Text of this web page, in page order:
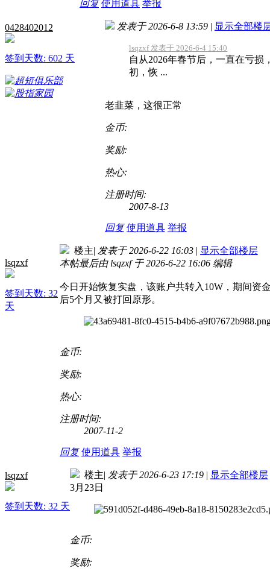
回复 使用道具 举报
0428402012
签到天数: 602 天
发表于 2026-6-8 13:59 | 显示全部楼
lsqzxf 发表于 2026-6-4 15:40
自从2026年春节后，一直在亏损
初，恢 ...
老韭菜，这很正常
金币:
奖励:
热心:
注册时间:
2007-8-13
回复 使用道具 举报
lsqzxf
签到天数: 32
天
楼主| 发表于 2026-6-22 16:03 | 显示全部楼层
本帖最后由 lsqzxf 于 2026-6-22 16:06 编辑
今日开始恢复实盘，该账户共转入10W，期间资
后5个月又被打回原形。
金币:
奖励:
热心:
注册时间:
2007-11-2
回复 使用道具 举报
lsqzxf
签到天数: 32 天
楼主| 发表于 2026-6-23 17:19 | 显示全部楼层
3月23日
金币:
奖励: